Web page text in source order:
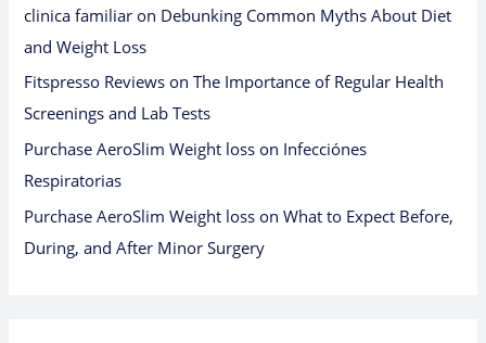
clinica familiar on Debunking Common Myths About Diet
and Weight Loss
Fitspresso Reviews onThe Importance of Regular Health
Screenings and Lab Tests
Purchase AeroSlim Weight loss on Infecciónes
Respiratorias
Purchase AeroSlim Weight loss onWhat to Expect Before,
During, and After Minor Surgery